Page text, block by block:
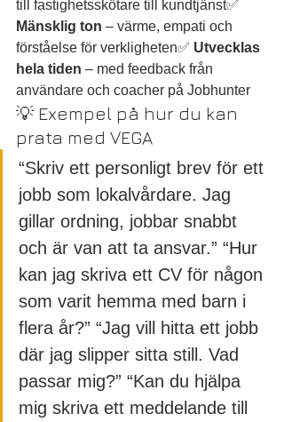
till fastighetsskötare till kundtjänst✅
Mänsklig ton – värme, empati och
förståelse för verkligheten✅ Utvecklas
hela tiden – med feedback från
användare och coacher på Jobhunter
💡 Exempel på hur du kan
prata med VEGA
“Skriv ett personligt brev för ett
jobb som lokalvårdare. Jag
gillar ordning, jobbar snabbt
och är van att ta ansvar.” “Hur
kan jag skriva ett CV för någon
som varit hemma med barn i
flera år?” “Jag vill hitta ett jobb
där jag slipper sitta still. Vad
passar mig?” “Kan du hjälpa
mig skriva ett meddelande till